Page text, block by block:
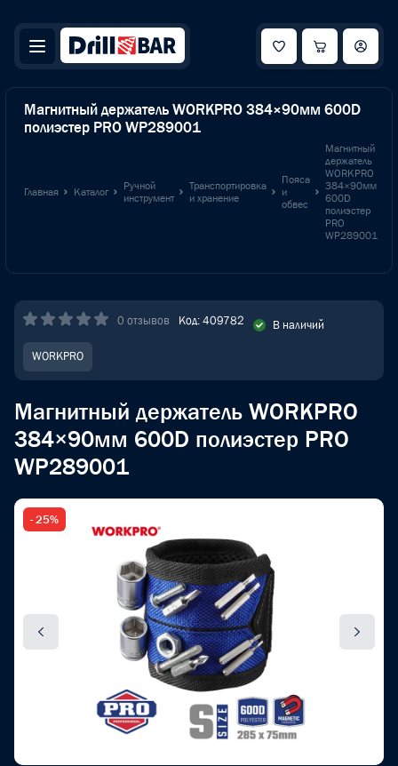
Магнитный держатель WORKPRO 384×90мм 600D
полиэстер PRO WP289001
Главная Каталог
Ручной
инструмент
Транспортировка
и хранение
Пояса
и
обвес
Магнитный
держатель
WORKPRO
384×90мм
600D
полиэстер
PRO
WP289001
0 отзывов Код: 409782 В наличий
WORKPRO
Магнитный держатель WORKPRO
384×90мм 600D полиэстер PRO
WP289001
- 25%